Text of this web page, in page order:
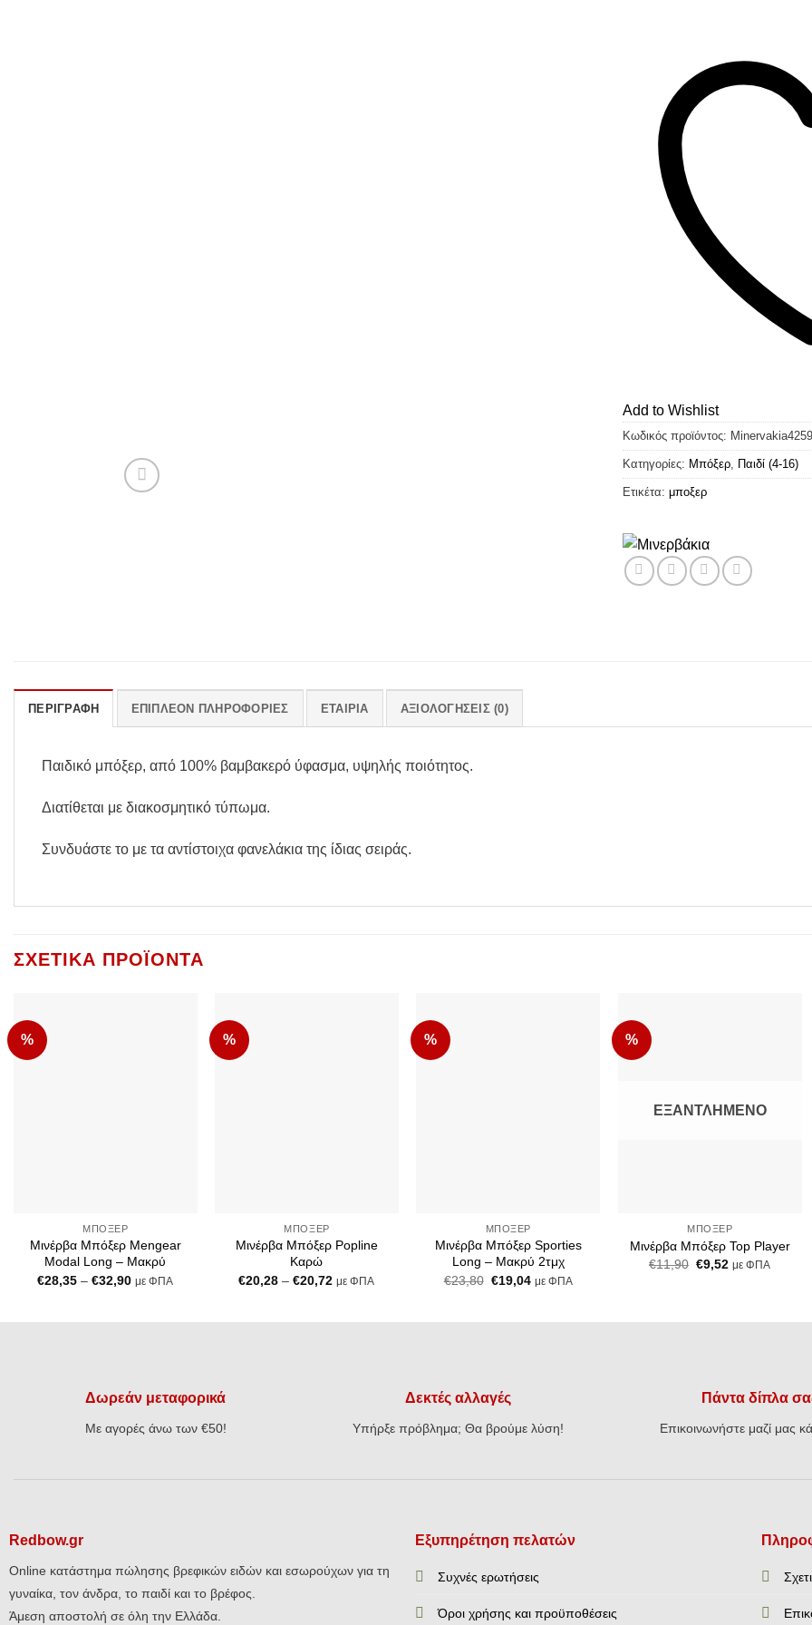
Add to Wishlist
Κωδικός προϊόντος:
Κατηγορίες: Μπόξερ Παιδί (4-16)
Ετικέτα: μποξερ
ΠΕΡΙΓΡΑΦΉ ΕΠΙΠΛΈΟΝ ΠΛΗΡΟΦΟΡΊΕΣ ΕΤΑΙΡΊΑ ΑΞΙΟΛΟΓΉΣΕΙΣ (0)
Παιδικό μπόξερ, από 100% βαμβακερό ύφασμα, υψηλής ποιότητος.
Διατίθεται με διακοσμητικό τύπωμα.
Συνδυάστε το με τα αντίστοιχα φανελάκια της ίδιας σειράς.
ΣΧΕΤΙΚΆ ΠΡΟΪΌΝΤΑ
%
ΜΠΌΞΕΡ
Μινέρβα Μπόξερ Mengear
Modal Long – Μακρύ
€28,35 – €32,90Price
με ΦΠΑ
%
ΜΠΌΞΕΡ
Μινέρβα Μπόξερ Popline
Καρώ
€20,28 – €20,72 Price
με ΦΠΑ
%
ΜΠΌΞΕΡ
Μινέρβα Μπόξερ Sporties
Long – Μακρύ 2τμχ
€23,80 Original
€19,04Ημε ΦΠΑ
%
ΕΞΑΝΤΛΗΜΈΝΟ
ΜΠΌΞΕΡ
Μινέρβα Μπόξερ Top Player
€11,90 Original
€9,52Ημε ΦΠΑ
Δωρεάν μεταφορικά
Με αγορές άνω των €50!
Δεκτές αλλαγές
Υπήρξε πρόβλημα; Θα βρούμε λύση!
Πάντα δίπλα
Επικοινωνήστε μαζί μας
Redbow.gr
Online κατάστημα πώλησης βρεφικών ειδών και εσωρούχων για τη
γυναίκα, τον άνδρα, το παιδί και το βρέφος.
Άμεση αποστολή σε όλη την Ελλάδα.
Εξυπηρέτηση πελατών
Συχνές ερωτήσεις
Όροι χρήσης και προϋποθέσεις